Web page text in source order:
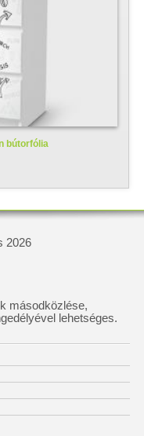
bútorfólia
2026
másodközlése,
lehetséges.